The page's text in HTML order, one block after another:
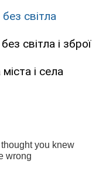
світла
світла і зброї
і села